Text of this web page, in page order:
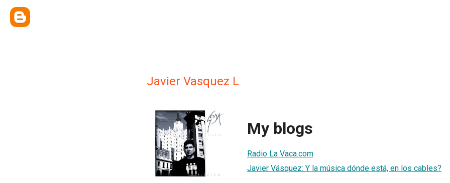
Javier Vasquez L
My blogs
Radio La Vaca.com
Javier Vásquez: Y la música dónde está, en los cables?